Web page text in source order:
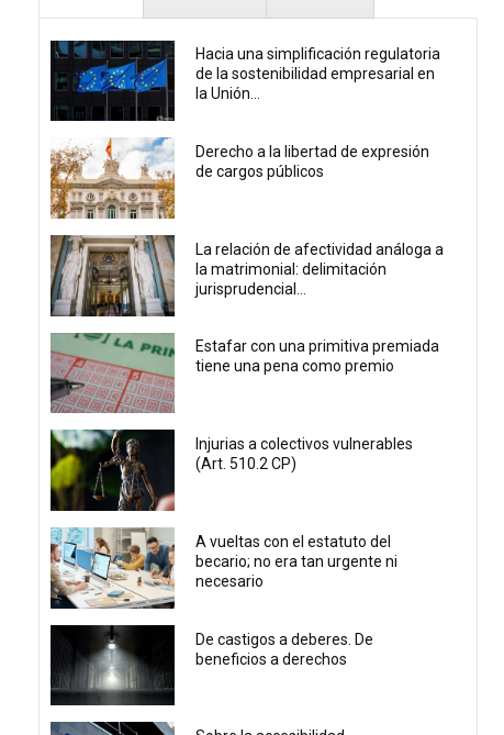
Hacia una simplificación regulatoria
de la sostenibilidad empresarial en
la Unión...
Derecho a la libertad de expresión
de cargos públicos
La relación de afectividad análoga a
la matrimonial: delimitación
jurisprudencial...
Estafar con una primitiva premiada
tiene una pena como premio
Injurias a colectivos vulnerables
(Art. 510.2 CP)
A vueltas con el estatuto del
becario; no era tan urgente ni
necesario
De castigos a deberes. De
beneficios a derechos